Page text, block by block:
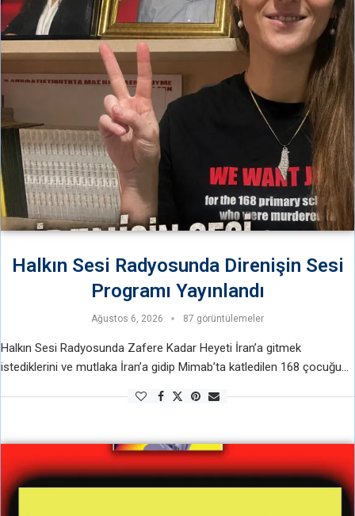
Halkın Sesi Radyosunda Direnişin Sesi
Programı Yayınlandı
Ağustos 6, 2026 87 görüntülemeler
Halkın Sesi Radyosunda Zafere Kadar Heyeti İran’a gitmek
istediklerini ve mutlaka İran’a gidip Mimab’ta katledilen 168 çocuğun
Programı Yayınlandı Halkın Sesi Radyosunda …